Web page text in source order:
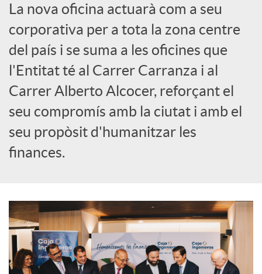
d
o
r
d
c
o
La nova oficina actuarà com a seu
corporativa per a tota la zona centre
del país i se suma a les oficines que
l'Entitat té al Carrer Carranza i al
Carrer Alberto Alcocer, reforçant el
seu compromís amb la ciutat i amb el
seu propòsit d'humanitzar les
finances.